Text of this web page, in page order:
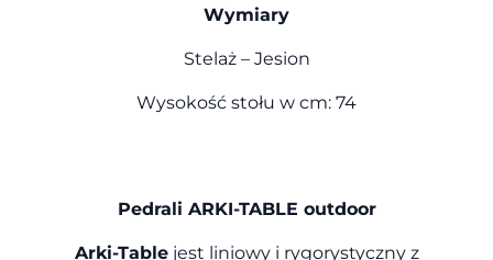
Wymiary
Stelaż – Jesion
Wysokość stołu w cm: 74
Pedrali ARKI-TABLE outdoor
Arki-Tablejest liniowy i rygorystyczny z